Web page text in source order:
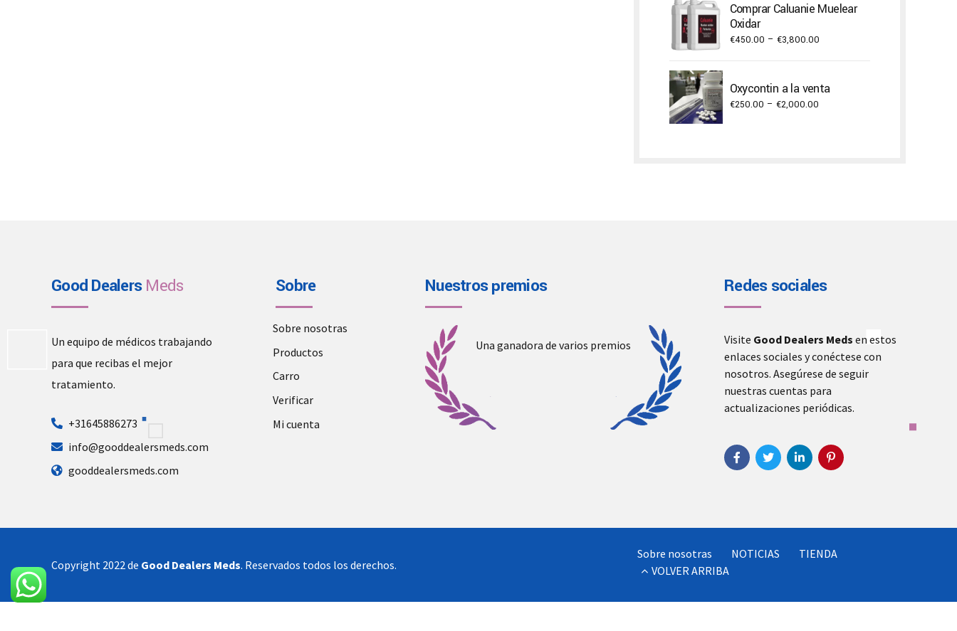
through
Comprar Caluanie Muelear
Oxidar
€450.00 – €3,800.00Price
through
Oxycontin a la venta
€250.00 – €2,000.00Price
Good DealersMeds
Un equipo de médicos trabajando
para que recibas el mejor
tratamiento.
+31645886273
info@gooddealersmeds.com
gooddealersmeds.com
Sobre
Sobre nosotras
Productos
Carro
Verificar
Mi cuenta
Nuestros premios
Una ganadora de varios premios
Redes sociales
Visite Good Dealers Meds en estos
enlaces sociales y conéctese con
nosotros. Asegúrese de seguir
nuestras cuentas para
actualizaciones periódicas.
Copyright 2022 de Good Dealers Meds. Reservados todos los derechos.
Sobre nosotras NOTICIAS
TIENDA
VOLVER ARRIBA